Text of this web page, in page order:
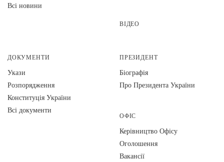
Всі новини
ВІДЕО
ДОКУМЕНТИ
Укази
Розпорядження
Конституція України
Всі документи
ПРЕЗИДЕНТ
Біографія
Про Президента України
ОФІС
Керівництво Офісу
Оголошення
Вакансії